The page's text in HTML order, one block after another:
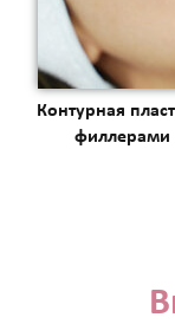
Контурная
филлерами